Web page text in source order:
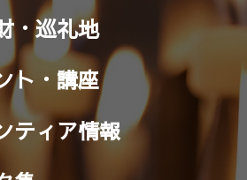
・巡礼地
ト・講座
ティア情報